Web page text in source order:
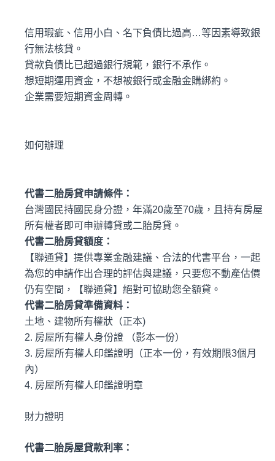
信用瑕疵、信用小白、名下負債比過高…等因素導致銀
行無法核貸。
貸款負債比已超過銀行規範，銀行不承作。
想短期運用資金，不想被銀行或金融金購綁約。
企業需要短期資金周轉。
如何辦理
代書二胎房貸申請條件：
台灣國民持國民身分證，年滿20歲至70歲，且持有房屋
所有權者即可申辦轉貸或二胎房貸。
代書二胎房貸額度：
【聯通貸】提供專業金融建議、合法的代書平台，一起
為您的申請作出合理的評估與建議，只要您不動產估價
仍有空間，【聯通貸】絕對可協助您全額貸。
代書二胎房貸準備資料：
土地、建物所有權狀（正本)
2. 房屋所有權人身份證 （影本一份）
3. 房屋所有權人印鑑證明（正本一份，有效期限3個月
內）
4. 房屋所有權人印鑑證明章
財力證明
代書二胎房屋貸款利率：